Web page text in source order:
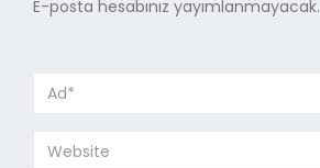
E-posta hesabınız yayımlanmayacak.